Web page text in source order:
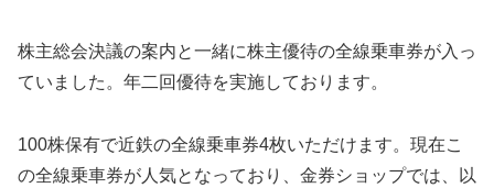
株主総会決議の案内と一緒に株主優待の全線乗車券が入っ
ていました。年二回優待を実施しております。
100株保有で近鉄の全線乗車券4枚いただけます。現在こ
の全線乗車券が人気となっており、金券ショップでは、以